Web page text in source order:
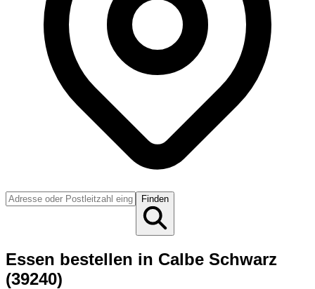
Finden
Essen bestellen in Calbe Schwarz
(39240)